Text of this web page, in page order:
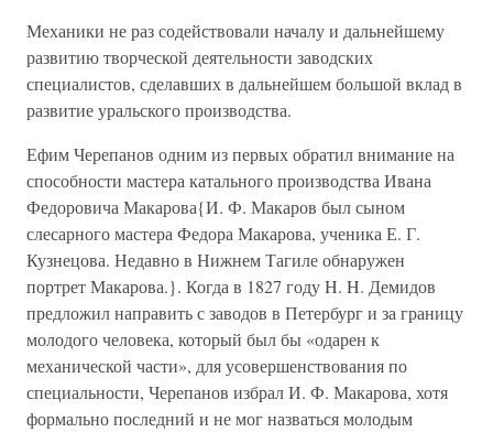
Механики не раз содействовали началу и дальнейшему
развитию творческой деятельности заводских
специалистов, сделавших в дальнейшем большой вклад в
развитие уральского производства.
Ефим Черепанов одним из первых обратил внимание на
способности мастера катального производства Ивана
Федоровича Макарова{И. Ф. Макаров был сыном
слесарного мастера Федора Макарова, ученика Е. Г.
Кузнецова. Недавно в Нижнем Тагиле обнаружен
портрет Макарова.}. Когда в 1827 году H. H. Демидов
предложил направить с заводов в Петербург и за границу
молодого человека, который был бы «одарен к
механической части», для усовершенствования по
специальности, Черепанов избрал И. Ф. Макарова, хотя
формально последний и не мог назваться молодым